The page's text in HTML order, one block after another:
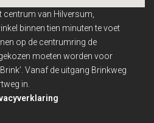
centrum van Hilversum,
binnentien minuten te voet
op de centrumring de
moeten worden voor
Vanaf de uitgang Brinkweg
in.